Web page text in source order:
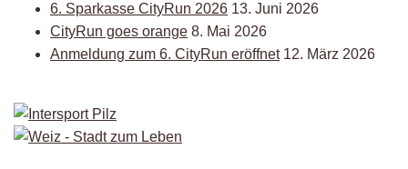
6. Sparkasse CityRun 2026 13. Juni 2026
CityRun goes orange 8. Mai 2026
Anmeldung zum 6. CityRun eröffnet 12. März 2026